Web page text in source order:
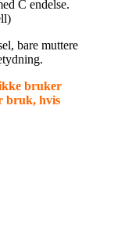
C endelse.
bare muttere
bruker
bruk, hvis